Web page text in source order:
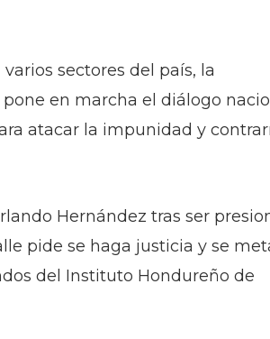
sectores del país, la
en marcha el diálogo
atacar la impunidad y
Hernández tras ser
pide se haga justicia y se
del Instituto Hondureño de